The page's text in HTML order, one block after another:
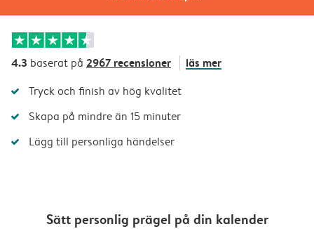
4.3 baserat på 2967 recensioner läs mer
Tryck och finish av hög kvalitet
Skapa på mindre än 15 minuter
Lägg till personliga händelser
Sätt personlig prägel på din kalender